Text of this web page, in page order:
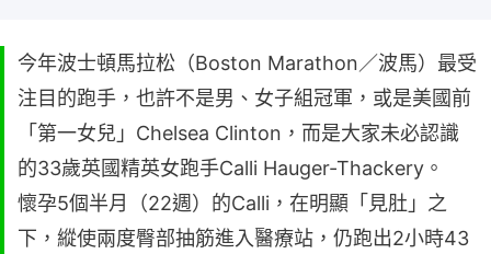
今年波士頓馬拉松（Boston Marathon／波馬）最受
注目的跑手，也許不是男、女子組冠軍，或是美國前
「第一女兒」Chelsea Clinton，而是大家未必認識
的33歲英國精英女跑手Calli Hauger-Thackery。
懷孕5個半月（22週）的Calli，在明顯「見肚」之
下，縱使兩度臀部抽筋進入醫療站，仍跑出2小時43